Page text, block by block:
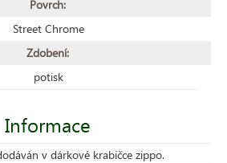
Povrch:
Street Chrome
Zdobení:
potisk
Informace
v dárkové krabičce zippo.